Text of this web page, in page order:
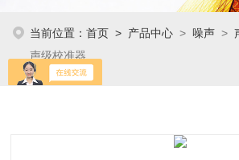
当前位置：首页 > 产品中心 > 噪声 >
声级校准器